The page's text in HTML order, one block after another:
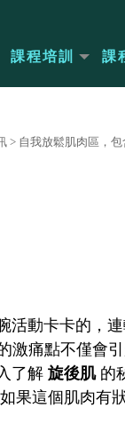
課程培訓 課
> 自我放鬆肌肉區，
動卡卡的，
激痛點不僅會
了解 旋後肌的
果這個肌肉有